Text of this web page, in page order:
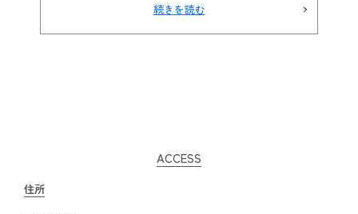
続きを読む
ACCESS
住所